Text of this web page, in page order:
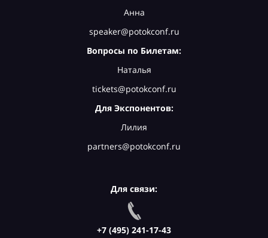
Анна
speaker@potokconf.ru
Вопросы по Билетам:
Наталья
tickets@potokconf.ru
Для Экспонентов:
Лилия
partners@potokconf.ru
Для связи:
+7 (495) 241-17-43